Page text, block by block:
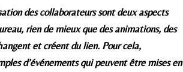
des collaborateurs sont deux aspects
rien de mieux que des animations, des
et créent du lien. Pour cela,
d’événements qui peuvent être mises en